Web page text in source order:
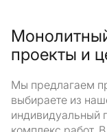
проекты и
Мы предлагаем
выбираете из
индивидуальный